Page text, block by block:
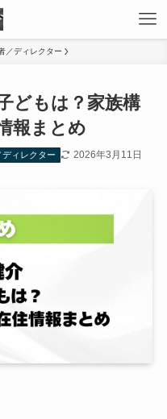
／ディレクター
どもは？家族構
報まとめ
ィレクター 2026年3月11日